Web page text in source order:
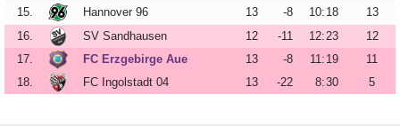
Umbau-
Tagebuch
15.
Hannover 96 13 -8 10: 18
13
16.
SV Sandhausen 12 -11 12:23
12
17.
FC Erzgebirge Aue 13 -8 11: 19
11
18.
FC Ingolstadt 04 13 -22 8:30 5